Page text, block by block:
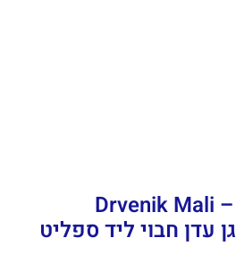
זוג האיים דרבניק – Drvenik Mali